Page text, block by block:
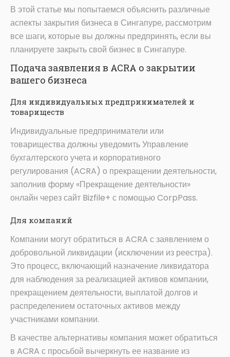
В этой статье мы попытаемся объяснить различные
аспекты закрытия бизнеса в Сингапуре, рассмотрим
все шаги, которые вы должны предпринять, если вы
планируете закрыть свой бизнес в Сингапуре.
Подача заявления в ACRA о закрытии
вашего бизнеса
Для индивидуальных предпринимателей и
товариществ
Индивидуальные предприниматели или
товарищества должны уведомить Управление
бухгалтерского учета и корпоративного
регулирования (ACRA) о прекращении деятельности,
заполнив форму «Прекращение деятельности»
онлайн через сайт Bizfile+ с помощью CorpPass.
Для компаний
Компании могут обратиться в ACRA с заявлением о
добровольной ликвидации (исключении из реестра).
Это процесс, включающий назначение ликвидатора
для наблюдения за реализацией активов компании,
прекращением деятельности, выплатой долгов и
распределением остаточных активов между
участниками компании.
В качестве альтернативы компания может обратиться
в ACRA с просьбой вычеркнуть ее название из